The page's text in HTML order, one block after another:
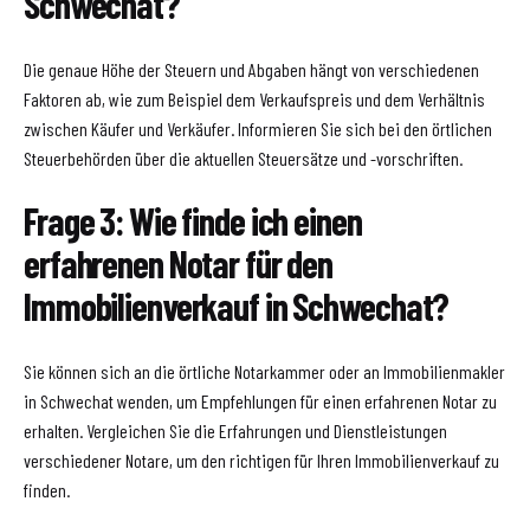
Die genaue Höhe der Steuern und Abgaben hängt von verschiedenen
Faktoren ab, wie zum Beispiel dem Verkaufspreis und dem Verhältnis
zwischen Käufer und Verkäufer. Informieren Sie sich bei den örtlichen
Steuerbehörden über die aktuellen Steuersätze und -vorschriften.
Frage 3: Wie finde ich einen
erfahrenen Notar für den
Immobilienverkauf in Schwechat?
Sie können sich an die örtliche Notarkammer oder an Immobilienmakler
in Schwechat wenden, um Empfehlungen für einen erfahrenen Notar zu
erhalten. Vergleichen Sie die Erfahrungen und Dienstleistungen
verschiedener Notare, um den richtigen für Ihren Immobilienverkauf zu
finden.